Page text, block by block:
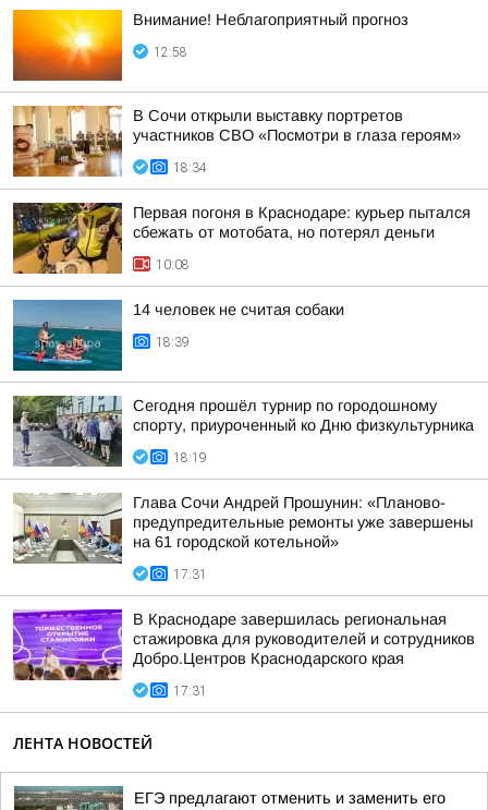
Внимание! Неблагоприятный прогноз
12:58
В Сочи открыли выставку портретов
участников СВО «Посмотри в глаза героям»
18:34
Первая погоня в Краснодаре: курьер пытался
сбежать от мотобата, но потерял деньги
10:08
14 человек не считая собаки
18:39
Сегодня прошёл турнир по городошному
спорту, приуроченный ко Дню физкультурника
18:19
Глава Сочи Андрей Прошунин: «Планово-
предупредительные ремонты уже завершены
на 61 городской котельной»
17:31
В Краснодаре завершилась региональная
стажировка для руководителей и сотрудников
Добро.Центров Краснодарского края
17:31
ЛЕНТА НОВОСТЕЙ
ЕГЭ предлагают отменить и заменить его